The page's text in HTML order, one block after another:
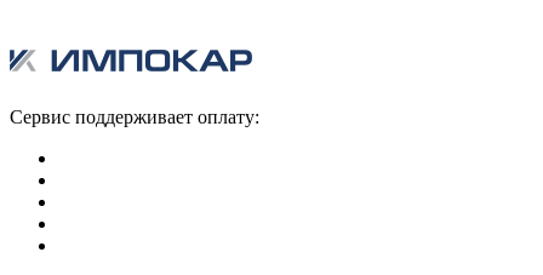
Сервис поддерживает оплату: